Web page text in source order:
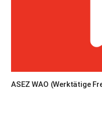
ASEZ WAO (Werktätige